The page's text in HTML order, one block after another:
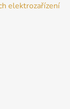
elektrozařízení